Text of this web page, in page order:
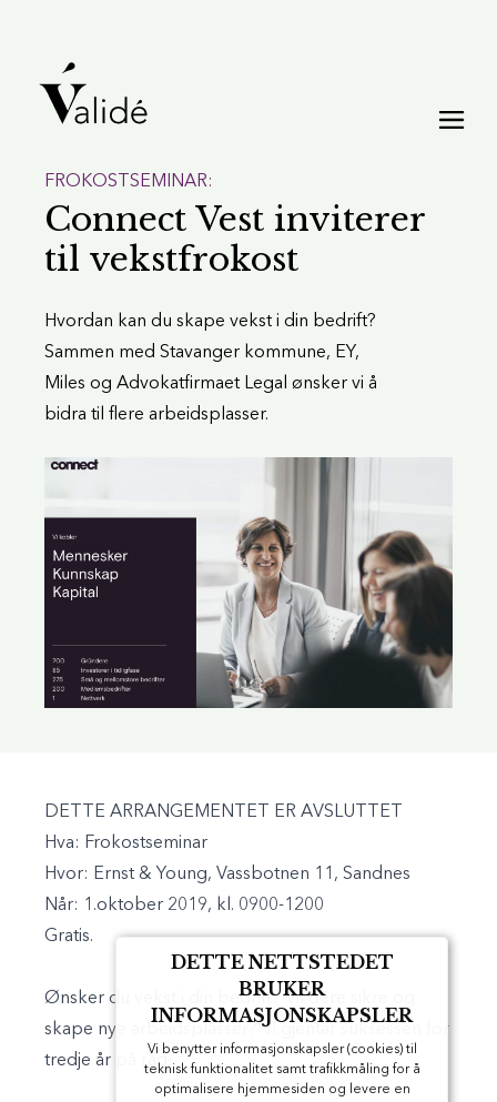
FROKOSTSEMINAR:
Connect Vest inviterer
til vekstfrokost
Hvordan kan du skape vekst i din bedrift?
Sammen med Stavanger kommune, EY,
Miles og Advokatfirmaet Legal ønsker vi å
bidra til flere arbeidsplasser.
DETTE ARRANGEMENTET ER AVSLUTTET
Hva: Frokostseminar
Hvor: Ernst & Young, Vassbotnen 11, Sandnes
Når: 1.oktober 2019, kl. 0900-1200
Gratis.
Ønsker du vekst i din bedrift? Vil dere sikre og
skape nye arbeidsplasser? Vi gjentar suksessen for
tredje år på rad.
DETTE NETTSTEDET
BRUKER
INFORMASJONSKAPSLER
Vi benytter informasjonskapsler (cookies) til
teknisk funktionalitet samt trafikkmåling for å
optimalisere hjemmesiden og levere en